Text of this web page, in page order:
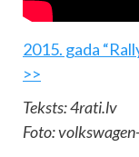
2015. gada
>>
Teksts: 4rati.lv
Foto: